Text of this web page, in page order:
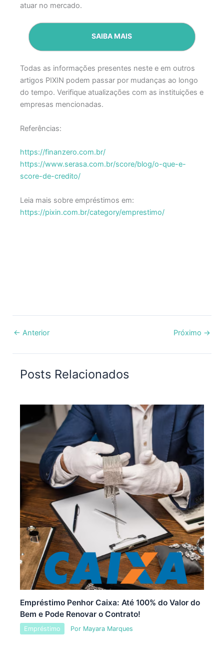
atuar no mercado.
SAIBA MAIS
Todas as informações presentes neste e em outros
artigos PIXIN podem passar por mudanças ao longo
do tempo. Verifique atualizações com as instituições e
empresas mencionadas.
Referências:
https://finanzero.com.br/
https://www.serasa.com.br/score/blog/o-que-e-
score-de-credito/
Leia mais sobre empréstimos em:
https://pixin.com.br/category/emprestimo/
← Anterior Próximo →
Posts Relacionados
Empréstimo Penhor Caixa: Até 100% do Valor do
Bem e Pode Renovar o Contrato!
Empréstimo Por Mayara Marques